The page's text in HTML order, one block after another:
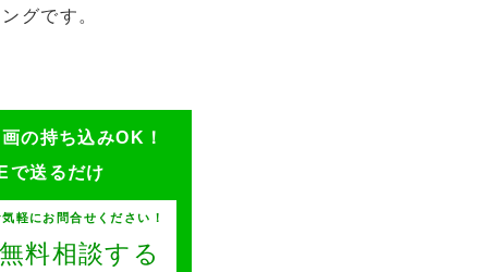
グです。
の持ち込みOK！
で送るだけ
軽にお問合せください！
料相談する